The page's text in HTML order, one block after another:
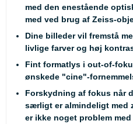
med den enestående
med ved brug af Zeiss-
Dine billeder vil fremstå
livlige farver og høj
Fint formatlys i out-of-
ønskede "cine"-
Forskydning af fokus når
særligt er almindeligt med
er ikke noget problem med